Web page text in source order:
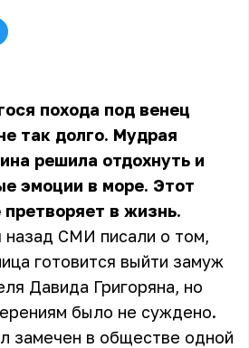
похода под венец
так долго. Мудрая
решила отдохнуть и
эмоции в море. Этот
в жизнь.
назад СМИ писали о том,
готовится выйти замуж
Давида Григоряна, но
было не суждено.
замечен в обществе одной